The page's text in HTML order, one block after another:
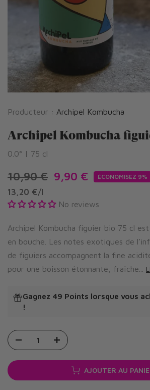
Producteur : Archipel Kombucha
Archipel Kombucha
0.0° | 75 cl
10,90 € 9,90 € ÉCONOMISEZ 9%
13,20 €/l
No reviews
Archipel Kombucha figuier bio 75 cl
en bouche. Les notes exotiques de
de figuiers accompagnent la fine
pour une boisson étonnante, fraîche...
Gagnez 49 Points lorsque vous
!
AJOUTER AU